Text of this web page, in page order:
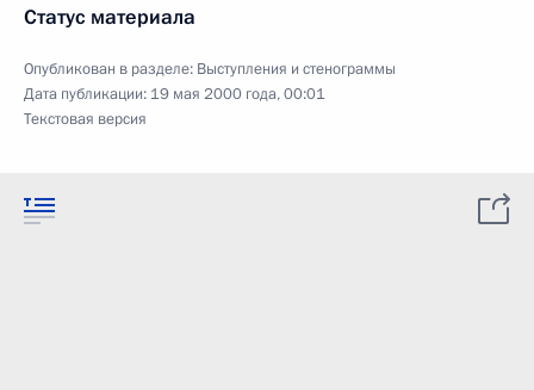
Статус материала
Опубликован в разделе: Выступления и стенограммы
Дата публикации: 19 мая 2000 года, 00:01
Текстовая версия